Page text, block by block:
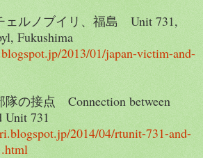
ェルノブイリ、福島 Unit 731,
Fukushima
2013/01/japan-victim-and-
隊の接点 Connection between
Unit 731
2014/04/rtunit-731-and-